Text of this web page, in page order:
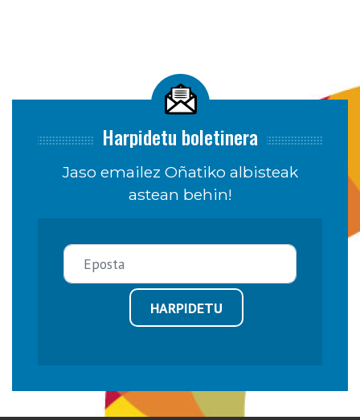
Harpidetu boletinera
Jaso emailez Oñatiko albisteak
astean behin!
HARPIDETU